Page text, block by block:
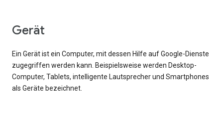
Gerät
Ein Gerät ist ein Computer, mit dessen Hilfe auf Google-Dienste
zugegriffen werden kann. Beispielsweise werden Desktop-
Computer, Tablets, intelligente Lautsprecher und Smartphones
als Geräte bezeichnet.